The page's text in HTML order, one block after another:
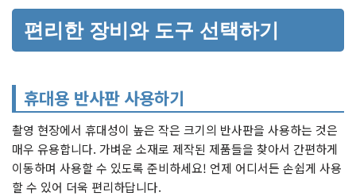
편리한 장비와 도구 선택하기
휴대용 반사판 사용하기
촬영 현장에서 휴대성이 높은 작은 크기의 반사판을 사용하는 것은
매우 유용합니다. 가벼운 소재로 제작된 제품들을 찾아서 간편하게
이동하며 사용할 수 있도록 준비하세요! 언제 어디서든 손쉽게 사용
할 수 있어 더욱 편리하답니다.